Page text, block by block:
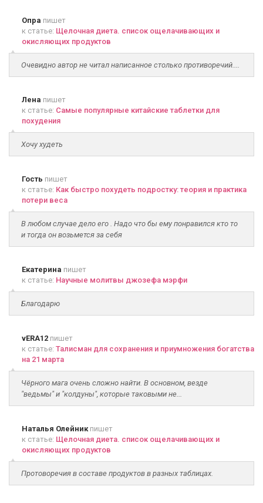
Опра пишет
к статье: Щелочная диета. список ощелачивающих и
окисляющих продуктов
Очевидно автор не читал написанное столько противоречий....
Лена пишет
к статье: Самые популярные китайские таблетки для
похудения
Хочу худеть
Гость пишет
к статье: Как быстро похудеть подростку: теория и практика
потери веса
В любом случае дело его . Надо что бы ему понравился кто то
и тогда он возьмется за себя
Екатерина пишет
к статье: Научные молитвы джозефа мэрфи
Благодарю
vERA12 пишет
к статье: Талисман для сохранения и приумножения богатства
на 21 марта
Чёрного мага очень сложно найти. В основном, везде
"ведьмы" и "колдуны", которые таковыми не...
Наталья Олейникпишет
к статье: Щелочная диета. список ощелачивающих и
окисляющих продуктов
Протоворечия в составе продуктов в разных таблицах.